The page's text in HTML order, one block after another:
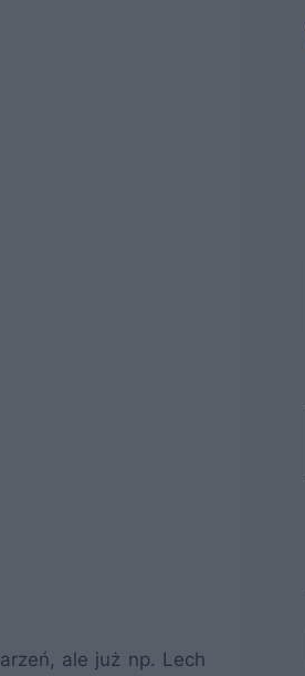
ale już np. Lech